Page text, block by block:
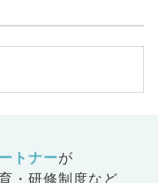
トナーが
・研修制度など